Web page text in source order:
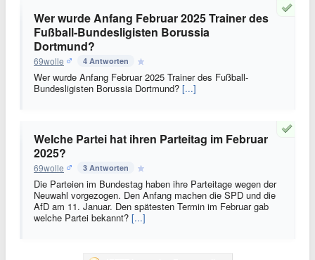
Wer wurde Anfang Februar 2025 Trainer des
Fußball-Bundesligisten Borussia
Dortmund?
69wolle 4 Antworten
Wer wurde Anfang Februar 2025 Trainer des Fußball-
Bundesligisten Borussia Dortmund? [...]
Welche Partei hat ihren Parteitag im Februar
2025?
69wolle 3 Antworten
Die Parteien im Bundestag haben ihre Parteitage wegen der
Neuwahl vorgezogen. Den Anfang machen die SPD und die
AfD am 11. Januar. Den spätesten Termin im Februar gab
welche Partei bekannt? [...]